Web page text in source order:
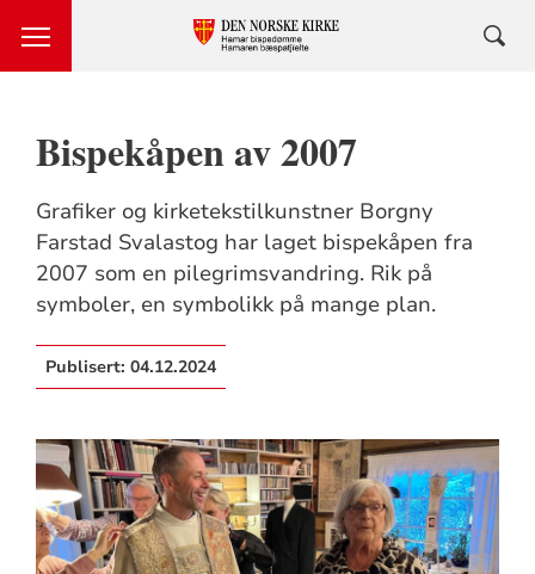
Bispekåpen av 2007
Grafiker og kirketekstilkunstner Borgny
Farstad Svalastog har laget bispekåpen fra
2007 som en pilegrimsvandring. Rik på
symboler, en symbolikk på mange plan.
Publisert: 04.12.2024